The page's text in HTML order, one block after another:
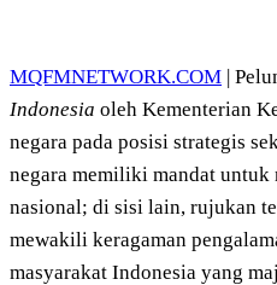
MQFMNETWORK.COM |
Indonesia oleh Kementerian
negara pada posisi strategis
negara memiliki mandat
nasional; di sisi lain, rujukan
mewakili keragaman
masyarakat Indonesia yang